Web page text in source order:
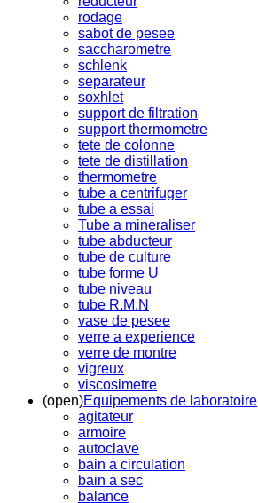
rodage
sabot de pesee
saccharometre
schlenk
separateur
soxhlet
support de filtration
support thermometre
tete de colonne
tete de distillation
thermometre
tube a centrifuger
tube a essai
Tube a mineraliser
tube abducteur
tube de culture
tube forme U
tube niveau
tube R.M.N
vase de pesee
verre a experience
verre de montre
vigreux
viscosimetre
(open)Equipements de laboratoire
agitateur
armoire
autoclave
bain a circulation
bain a sec
balance